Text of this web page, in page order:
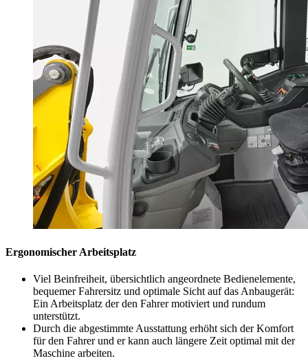
Ergonomischer Arbeitsplatz
Viel Beinfreiheit, übersichtlich angeordnete Bedienelemente,
bequemer Fahrersitz und optimale Sicht auf das Anbaugerät:
Ein Arbeitsplatz der den Fahrer motiviert und rundum
unterstützt.
Durch die abgestimmte Ausstattung erhöht sich der Komfort
für den Fahrer und er kann auch längere Zeit optimal mit der
Maschine arbeiten.